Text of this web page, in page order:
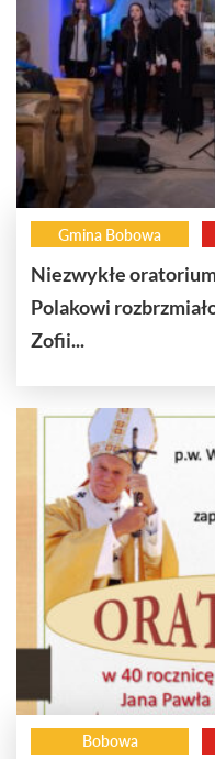
Gmina Bobowa
Niezwykłe
Polakowi
Zofii...
Bobowa